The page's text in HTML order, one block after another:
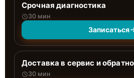
Срочная диагностика
30 мин
Записаться
Доставка в сервис и обратно
30 мин